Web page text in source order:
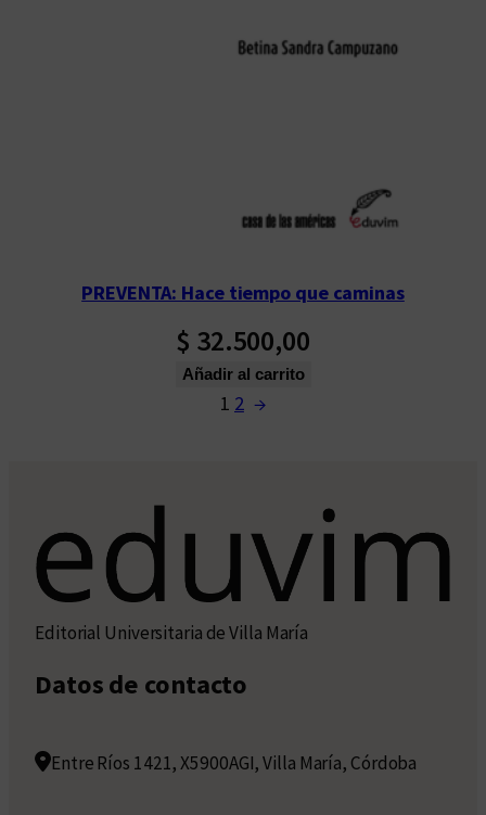
PREVENTA: Hace tiempo que caminas
$ 32.500,00
Añadir al carrito
1 2 →
Editorial Universitaria de Villa María
Datos de contacto
Entre Ríos 1421, X5900AGI, Villa María, Córdoba